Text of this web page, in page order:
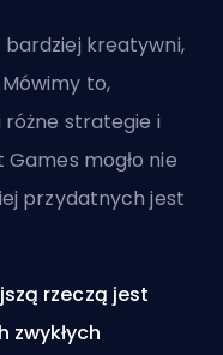
bardziej kreatywni,
to,
strategie i
Games mogło nie
przydatnych jest
rzeczą jest